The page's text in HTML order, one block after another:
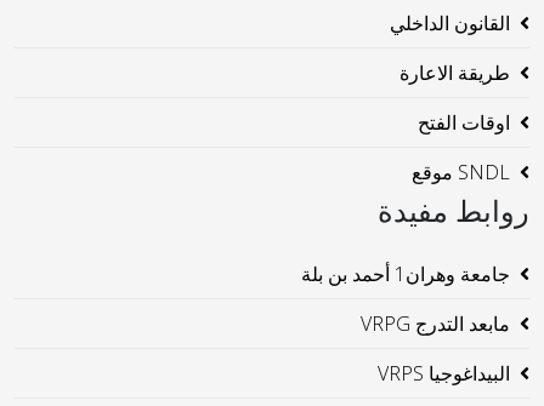
القانون الداخلي
طريقة الاعارة
اوقات الفتح
SNDL موقع
روابط مفيدة
جامعة وهران1 أحمد بن بلة
مابعد التدرج VRPG
البيداغوجيا VRPS